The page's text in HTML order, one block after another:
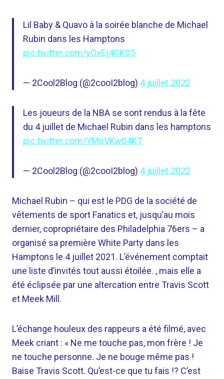
Lil Baby & Quavo à la soirée blanche de Michael
Rubin dans les Hamptons
pic.twitter.com/yOxEj4CK05
— 2Cool2Blog (@2cooI2blog) 4 juillet 2022
Les joueurs de la NBA se sont rendus à la fête
du 4 juillet de Michael Rubin dans les hamptons
pic.twitter.com/YMpVKw04KT
— 2Cool2Blog (@2cooI2blog) 4 juillet 2022
Michael Rubin – qui est le PDG de la société de
vêtements de sport Fanatics et, jusqu’au mois
dernier, copropriétaire des Philadelphia 76ers – a
organisé sa première White Party dans les
Hamptons le 4 juillet 2021. L’événement comptait
une liste d’invités tout aussi étoilée. , mais elle a
été éclipsée par une altercation entre Travis Scott
et Meek Mill.
L’échange houleux des rappeurs a été filmé, avec
Meek criant : « Ne me touche pas, mon frère ! Je
ne touche personne. Je ne bouge même pas !
Baise Travis Scott. Qu’est-ce que tu fais !? C’est